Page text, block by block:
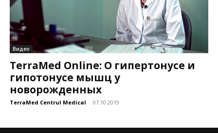
Видео
TerraMed Online: О гипертонусе и
гипотонусе мышц у
новорожденных
TerraMed Centrul Medical - 07.10.2019